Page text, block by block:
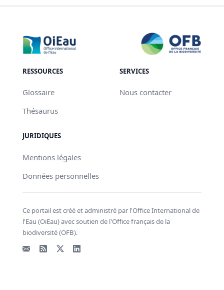
RESSOURCES
Glossaire
Thésaurus
SERVICES
Nous contacter
JURIDIQUES
Mentions légales
Données personnelles
Ce portail est créé et administré par l'Office International de
l'Eau (OiEau) avec soutien de l'Office français de la
biodiversité (OFB).